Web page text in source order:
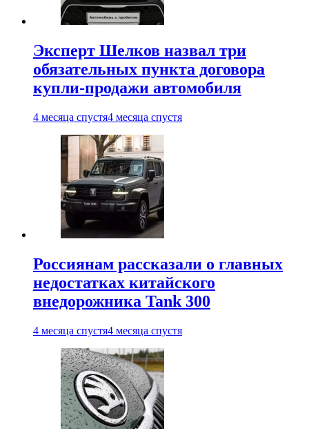
Эксперт Шелков назвал три
обязательных пункта договора
купли-продажи автомобиля
4 месяца спустя4 месяца спустя
Россиянам рассказали о главных
недостатках китайского
внедорожника Tank 300
4 месяца спустя4 месяца спустя